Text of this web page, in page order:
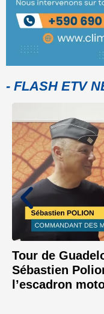
- FLASH ETV
Tour de
Sébastien
l’escadron